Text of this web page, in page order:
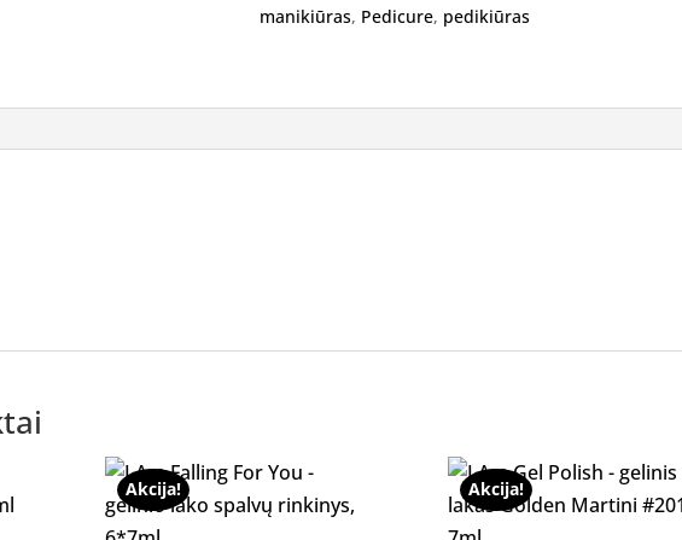
PINK,
manikiūras, Pedicure, pedikiūras
Akcija! Akcija!